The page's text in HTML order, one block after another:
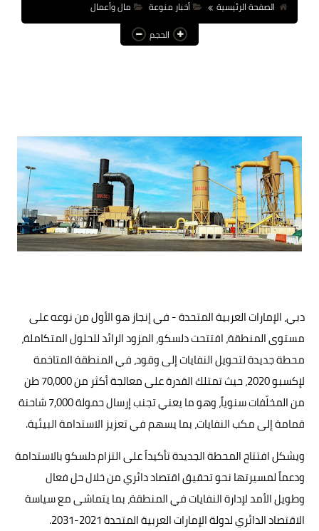
عالم المرأة
فن وثقافة
أخبار النجوم
أخبار العالم
الصفحة الرئيسية
أخبار منوعة
مال وأعمال
الحجم
دبي، الإمارات العربية المتحدة - في إنجاز هو الأول من نوعه على
مستوى المنطقة، افتتحت دلسكو، المزود الرائد للحلول المتكاملة،
محطة جديدة لتحويل النفايات إلى وقود، في المنطقة المتاخمة
لإكسبو 2020، حيث تمتلك القدرة على معالجة أكثر من 70,000 طن
من المخلّفات سنوياً، وهو ما يعني تجنب إرسال حمولة 7,000 شاحنة
قمامة إلى مكب النفايات، بما يسهم في تعزيز الاستدامة البيئية.
ويشكل افتتاح المحطة الجديدة تأكيداً على التزام دلسكو بالاستدامة
ودعماً لمسيرتها نحو تحقيق اقتصاد دائري من خلال حل فعال
وطويل الأمد لإدارة النفايات في المنطقة، بما يتماشى مع سياسة
الاقتصاد الدائري لدولة الإمارات العربية المتحدة 2021-2031.